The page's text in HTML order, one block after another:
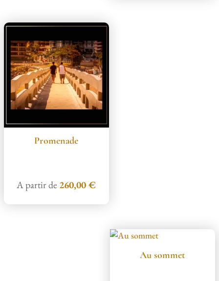
Promenade
A partir de 260,00€
Au sommet